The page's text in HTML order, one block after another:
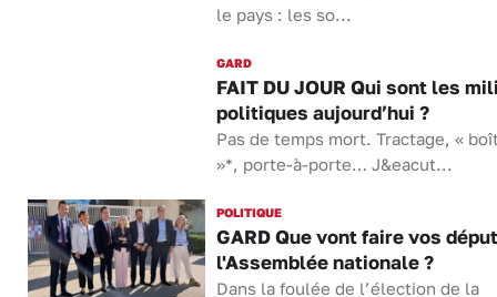
le pays : les so...
GARD
FAIT DU JOUR Qui sont les
politiques aujourd’hui ?
Pas de temps mort. Tractage, «
»*, porte-à-porte… J&eacut...
POLITIQUE
GARD Que vont faire vos
l'Assemblée nationale ?
Dans la foulée de l’élection de la